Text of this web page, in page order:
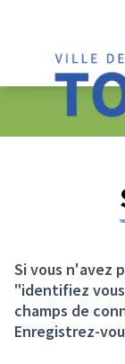
Si vous n'avez
"identifiez
champs de
Enregistrez-